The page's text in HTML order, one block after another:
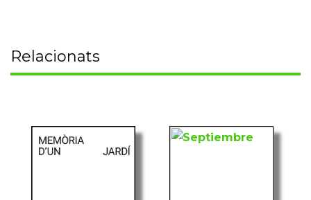
Relacionats